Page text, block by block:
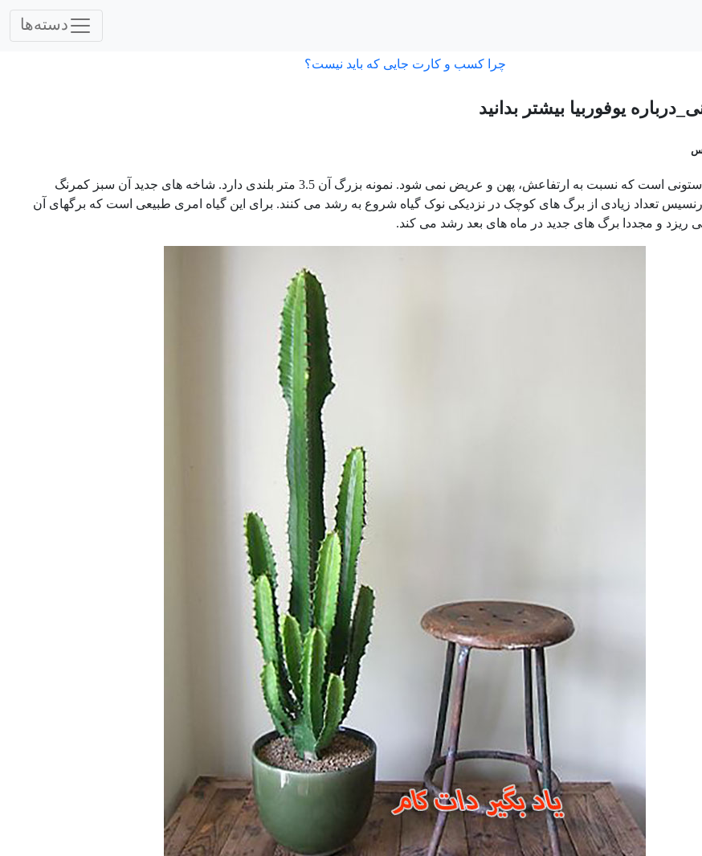
دسته‌ها
چرا کسب و کارت جایی که باید نیست؟
یوفوربیا بیشتر بدانید
گیاهی ستونی است که نسبت به ارتفاعش، پهن و عریض نمی شود. نمونه بزرگ آن 3.5 متر بلندی دارد. شاخه های جدید آن سبز کمرنگ
تعداد زیادی از برگ های کوچک در نزدیکی نوک گیاه شروع به رشد می کنند. برای این گیاه امری طبیعی است که برگهای آن
ریزد و مجددا برگ های جدید در ماه های بعد رشد می کند.